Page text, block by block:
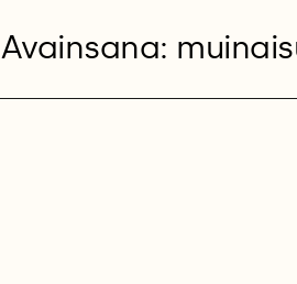
Avainsana: